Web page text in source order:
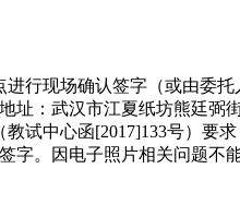
行现场确认签字（或由委
址：武汉市江夏纸坊熊廷弼
试中心函[2017]133号）要
字。因电子照片相关问题